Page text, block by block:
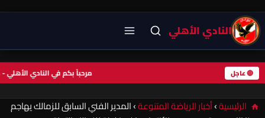
النادي الأهلي
🔴 عاجل مرحباً بكم في النادي
الرئيسية›أخبار الرياضة المتنوعة›المدير الفني السابق للزمالك يهاجم